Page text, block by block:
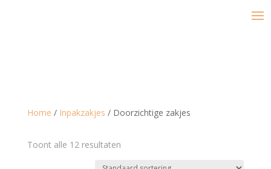
Home / Inpakzakjes / Doorzichtige zakjes
Toont alle 12 resultaten